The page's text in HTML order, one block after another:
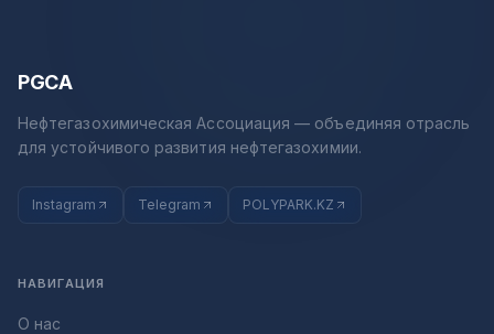
PGCA
Нефтегазохимическая Ассоциация — объединяя отрасль
для устойчивого развития нефтегазохимии.
Instagram Telegram POLYPARK.KZ
НАВИГАЦИЯ
О нас